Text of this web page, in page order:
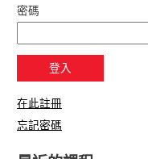
密碼
在此註冊
忘記密碼